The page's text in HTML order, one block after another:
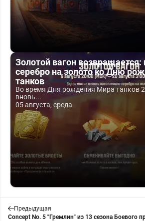
Золотой вагон
серебро на золото ко Дню
танков
Во время Дня рождения Мира танков
вновь...
05 августа, среда
Предыдущая
Concept No. 5 "Гремлин" из 13 сезона Боевого